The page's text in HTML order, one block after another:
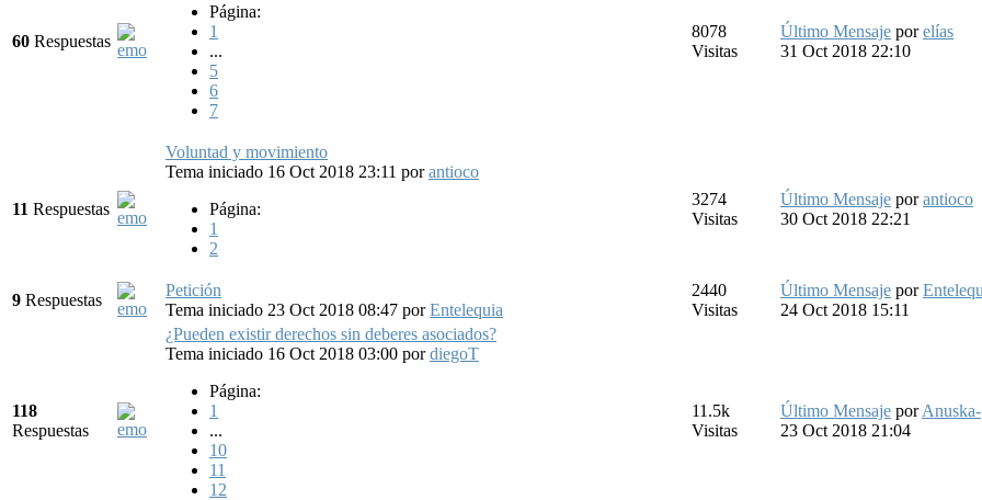
60 Respuestas
Página:
1
...
5
6
7
8078
Visitas
Último Mensaje porelías
31 Oct 2018 22:10
11 Respuestas
Voluntad y movimiento
Tema iniciado 16 Oct 2018 23:11 porantioco
Página:
1
2
3274
Visitas
Último Mensaje porantioco
30 Oct 2018 22:21
9 Respuestas
Petición
Tema iniciado 23 Oct 2018 08:47 porEntelequia
2440
Visitas
Último Mensaje por
24 Oct 2018 15:11
118
Respuestas
¿Pueden existir derechos sin deberes asociados?
Tema iniciado 16 Oct 2018 03:00 pordiegoT
Página:
1
...
10
11
12
11.5k
Visitas
Último Mensaje porAnuska-
23 Oct 2018 21:04